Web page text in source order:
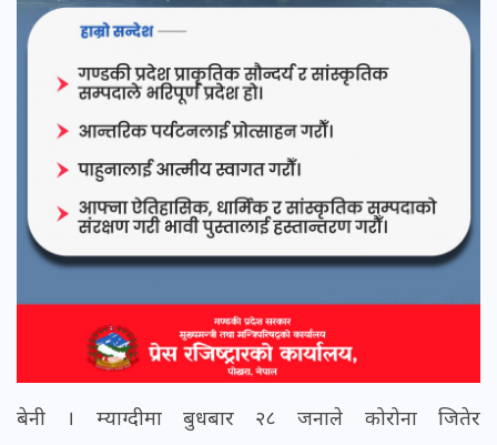
बेनी । म्याग्दीमा बुधबार २८ जनाले कोरोना जितेर